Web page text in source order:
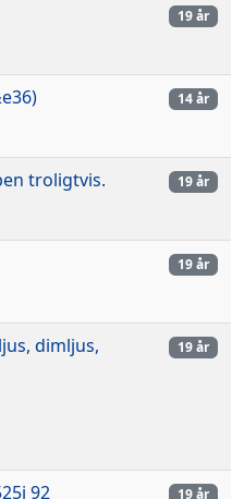
19 år
14 år
troligtvis. 19 år
19 år
dimljus,
19 år
92 19 år